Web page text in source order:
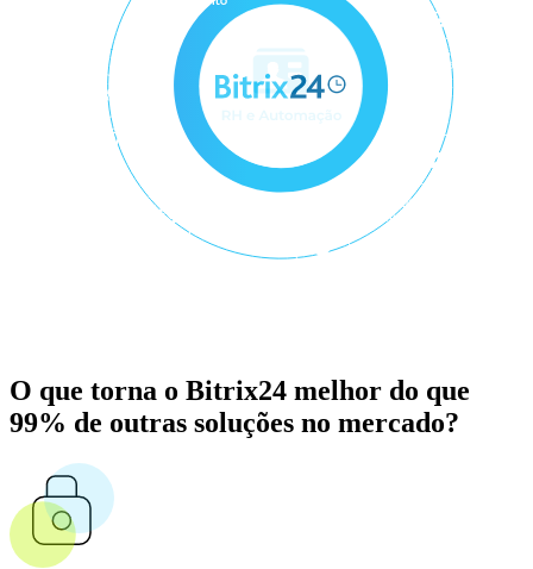
O que torna o Bitrix24 melhor do que
99% de outras soluções no mercado?